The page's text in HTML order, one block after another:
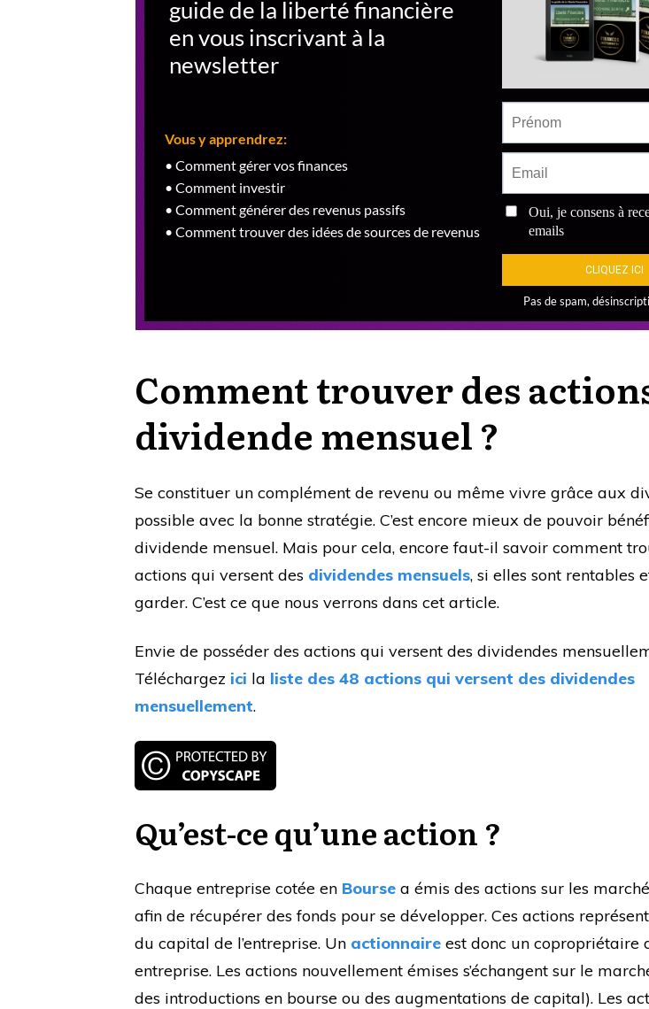
Comment trouver des
dividende mensuel ?
Se constituer un complément de revenu ou même vivre grâce aux
possible avec la bonne stratégie. C’est encore mieux de pouvoir
dividende mensuel. Mais pour cela, encore faut-il savoir comment
actions qui versent des dividendes mensuels, si elles sont rentables
garder. C’est ce que nous verrons dans cet article.
Envie de posséder des actions qui versent des dividendes
Téléchargez ici la liste des 48 actions qui versent des dividendes
mensuellement.
Qu’est-ce qu’une action ?
Chaque entreprise cotée en Bourse a émis des actions sur les
afin de récupérer des fonds pour se développer. Ces actions
du capital de l’entreprise. Un actionnaire est donc un copropriétaire
entreprise. Les actions nouvellement émises s’échangent sur le
des introductions en bourse ou des augmentations de capital). Les